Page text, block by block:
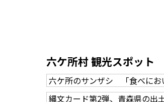
六ケ所村 観光スポット
六ケ所のサンザシ 「食べにお
縄文カード第2弾、青森県の出